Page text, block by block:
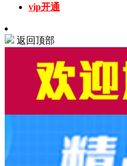
vip开通
返回顶部